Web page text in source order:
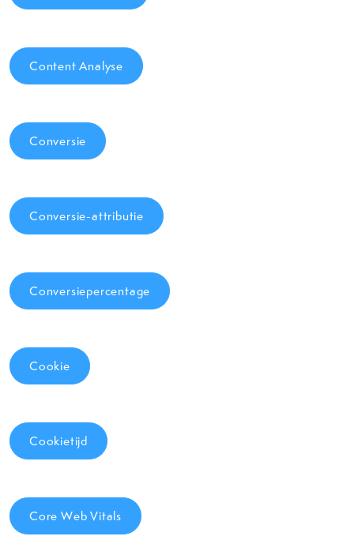
Content Analyse
Conversie
Conversie-attributie
Conversiepercentage
Cookie
Cookietijd
Core Web Vitals